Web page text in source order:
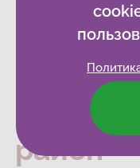
Детские
и
район